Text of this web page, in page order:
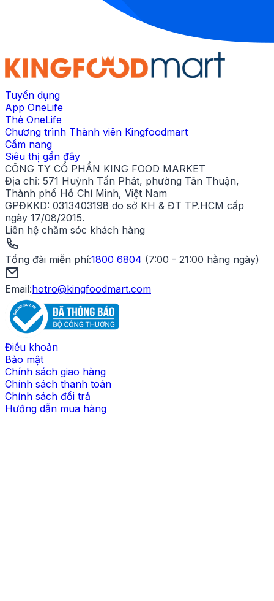
Tuyển dụng
App OneLife
Thẻ OneLife
Chương trình Thành viên Kingfoodmart
Cẩm nang
Siêu thị gần đây
CÔNG TY CỔ PHẦN KING FOOD MARKET
Địa chỉ: 571 Huỳnh Tấn Phát, phường Tân Thuận,
Thành phố Hồ Chí Minh, Việt Nam
GPĐKKD: 0313403198 do sở KH & ĐT TP.HCM cấp
ngày 17/08/2015.
Liên hệ chăm sóc khách hàng
Tổng đài miễn phí:1800 6804 (7:00 - 21:00 hằng ngày)
Email:hotro@kingfoodmart.com
Điều khoản
Bảo mật
Chính sách giao hàng
Chính sách thanh toán
Chính sách đổi trả
Hướng dẫn mua hàng